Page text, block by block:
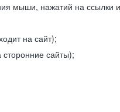
мыши, нажатий на ссылки
на сайт);
сторонние сайты);